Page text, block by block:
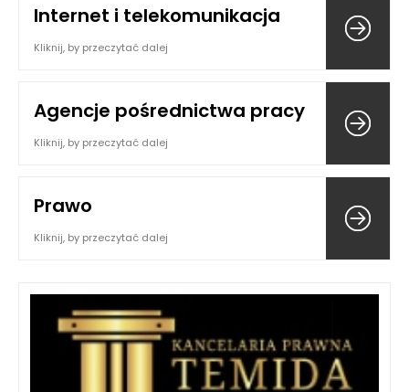
Internet i telekomunikacja
Kliknij, by przeczytać dalej
Agencje pośrednictwa pracy
Kliknij, by przeczytać dalej
Prawo
Kliknij, by przeczytać dalej